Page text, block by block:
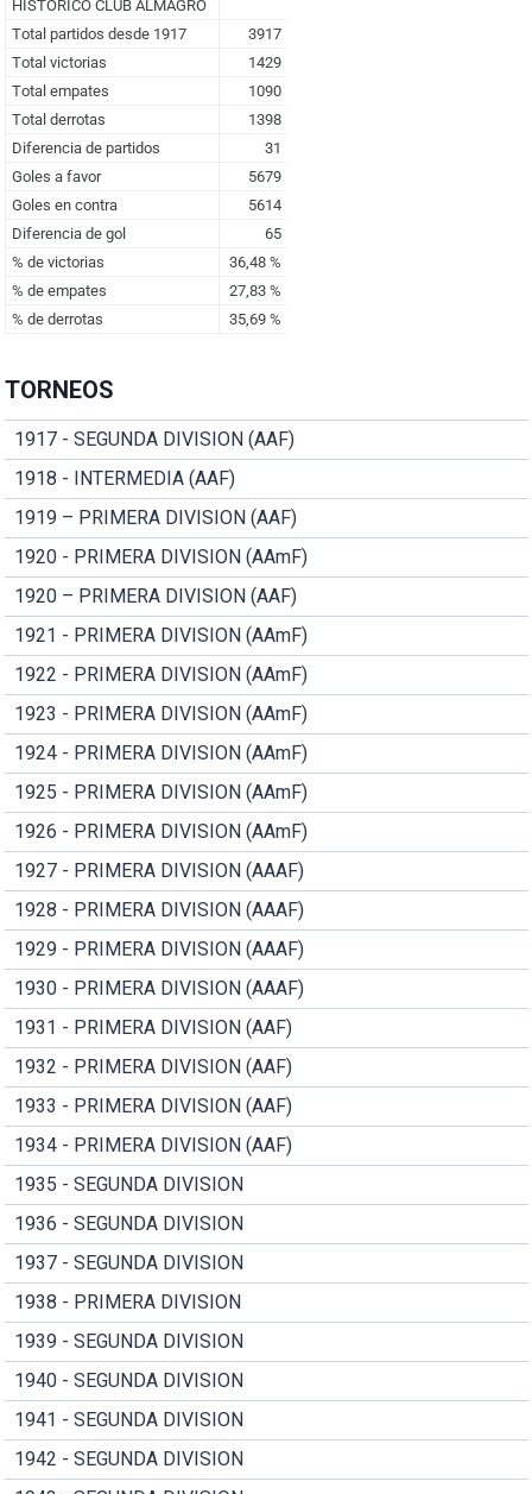
TORNEOS
1917 - SEGUNDA DIVISION (AAF)
1918 - INTERMEDIA (AAF)
1919 – PRIMERA DIVISION (AAF)
1920 - PRIMERA DIVISION (AAmF)
1920 – PRIMERA DIVISION (AAF)
1921 - PRIMERA DIVISION (AAmF)
1922 - PRIMERA DIVISION (AAmF)
1923 - PRIMERA DIVISION (AAmF)
1924 - PRIMERA DIVISION (AAmF)
1925 - PRIMERA DIVISION (AAmF)
1926 - PRIMERA DIVISION (AAmF)
1927 - PRIMERA DIVISION (AAAF)
1928 - PRIMERA DIVISION (AAAF)
1929 - PRIMERA DIVISION (AAAF)
1930 - PRIMERA DIVISION (AAAF)
1931 - PRIMERA DIVISION (AAF)
1932 - PRIMERA DIVISION (AAF)
1933 - PRIMERA DIVISION (AAF)
1934 - PRIMERA DIVISION (AAF)
1935 - SEGUNDA DIVISION
1936 - SEGUNDA DIVISION
1937 - SEGUNDA DIVISION
1938 - PRIMERA DIVISION
1939 - SEGUNDA DIVISION
1940 - SEGUNDA DIVISION
1941 - SEGUNDA DIVISION
1942 - SEGUNDA DIVISION